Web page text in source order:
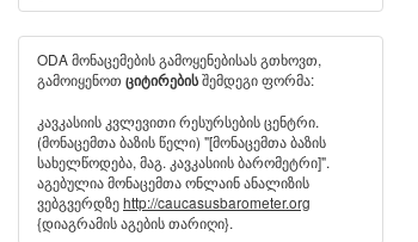
ODA მონაცემების გამოყენებისას გთხოვთ,
გამოიყენოთ ციტირებისშემდეგი ფორმა:
კავკასიის კვლევითი რესურსების ცენტრი.
(მონაცემთა ბაზის წელი) "[მონაცემთა ბაზის
სახელწოდება, მაგ. კავკასიის ბარომეტრი]".
აგებულია მონაცემთა ონლაინ ანალიზის
ვებგვერდზეhttp://caucasusbarometer.org
{დიაგრამის აგების თარიღი}.